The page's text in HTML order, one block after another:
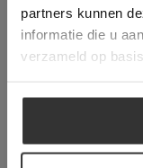
partners kunnen
informatie die u
verzameld op